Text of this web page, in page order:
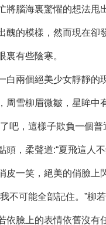
將腦海裏驚懼的想法甩
醜的模樣，然而現在卻
裏有些陰寒。
白兩個絕美少女靜靜的
周雪柳眉微皺，星眸中
吧，這樣子欺負一個普
頭，柔聲道:“夏飛這人
皮一笑，絕美的俏臉上
不可能全部記住。”柳
依臉上的表情依舊沒有